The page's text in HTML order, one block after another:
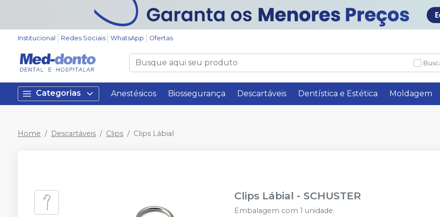
Institucional Redes Sociais WhatsApp Ofertas
Categorias Anestésicos Biossegurança Descartáveis Dentística e Estética Moldagem
Home Descartáveis Clips Clips Lábial
Clips Lábial - SCHUSTER
Embalagem com 1 unidade.